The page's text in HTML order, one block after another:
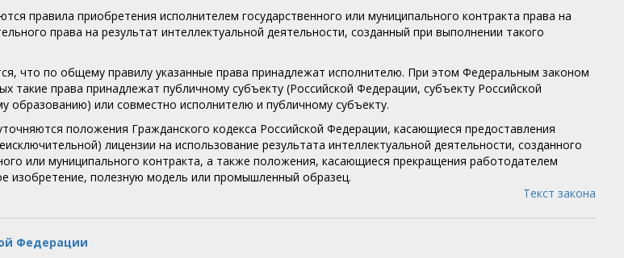
правила приобретения исполнителем государственного или муниципального контракта права на
права на результат интеллектуальной деятельности, созданный при выполнении такого
что по общему правилу указанные права принадлежат исполнителю. При этом Федеральным законом
такие права принадлежат публичному субъекту (Российской Федерации, субъекту Российской
образованию) или совместно исполнителю и публичному субъекту.
положения Гражданского кодекса Российской Федерации, касающиеся предоставления
лицензии на использование результата интеллектуальной деятельности, созданного
или муниципального контракта, а также положения, касающиеся прекращения работодателем
изобретение, полезную модель или промышленный образец.
Текст закона
Федерации